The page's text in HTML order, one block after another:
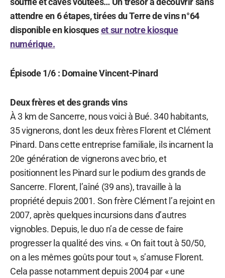
attendre en 6 étapes, tirées du Terre de vins n°64
disponible en kiosqueset sur notre kiosque
numérique.
Épisode 1/6 : Domaine Vincent-Pinard
Deux frères et des grands vins
À 3 km de Sancerre, nous voici à Bué. 340 habitants,
35 vignerons, dont les deux frères Florent et Clément
Pinard. Dans cette entreprise familiale, ils incarnent la
20e génération de vignerons avec brio, et
positionnent les Pinard sur le podium des grands de
Sancerre. Florent, l’aîné (39 ans), travaille à la
propriété depuis 2001. Son frère Clément l’a rejoint en
2007, après quelques incursions dans d’autres
vignobles. Depuis, le duo n’a de cesse de faire
progresser la qualité des vins. « On fait tout à 50/50,
on a les mêmes goûts pour tout », s’amuse Florent.
Cela passe notamment depuis 2004 par « une